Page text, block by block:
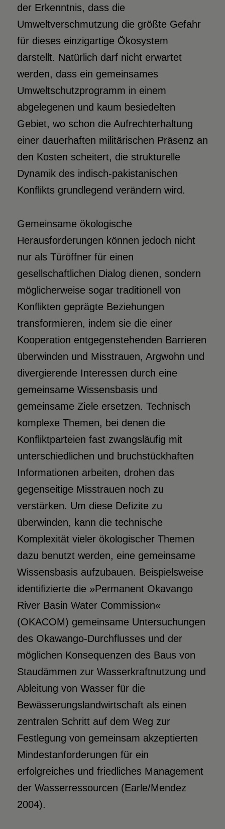
der Erkenntnis, dass die
Umweltverschmutzung die größte Gefahr
für dieses einzigartige Ökosystem
darstellt. Natürlich darf nicht erwartet
werden, dass ein gemeinsames
Umweltschutzprogramm in einem
abgelegenen und kaum besiedelten
Gebiet, wo schon die Aufrechterhaltung
einer dauerhaften militärischen Präsenz an
den Kosten scheitert, die strukturelle
Dynamik des indisch-pakistanischen
Konflikts grundlegend verändern wird.
Gemeinsame ökologische
Herausforderungen können jedoch nicht
nur als Türöffner für einen
gesellschaftlichen Dialog dienen, sondern
möglicherweise sogar traditionell von
Konflikten geprägte Beziehungen
transformieren, indem sie die einer
Kooperation entgegenstehenden Barrieren
überwinden und Misstrauen, Argwohn und
divergierende Interessen durch eine
gemeinsame Wissensbasis und
gemeinsame Ziele ersetzen. Technisch
komplexe Themen, bei denen die
Konfliktparteien fast zwangsläufig mit
unterschiedlichen und bruchstückhaften
Informationen arbeiten, drohen das
gegenseitige Misstrauen noch zu
verstärken. Um diese Defizite zu
überwinden, kann die technische
Komplexität vieler ökologischer Themen
dazu benutzt werden, eine gemeinsame
Wissensbasis aufzubauen. Beispielsweise
identifizierte die »Permanent Okavango
River Basin Water Commission«
(OKACOM) gemeinsame Untersuchungen
des Okawango-Durchflusses und der
möglichen Konsequenzen des Baus von
Staudämmen zur Wasserkraftnutzung und
Ableitung von Wasser für die
Bewässerungslandwirtschaft als einen
zentralen Schritt auf dem Weg zur
Festlegung von gemeinsam akzeptierten
Mindestanforderungen für ein
erfolgreiches und friedliches Management
der Wasserressourcen (Earle/Mendez
2004).